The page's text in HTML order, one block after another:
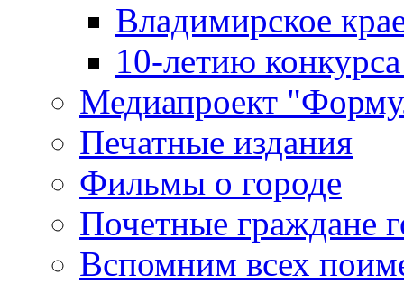
Владимирское
10-летию
Медиапроект
Печатные издания
Фильмы о городе
Почетные граждане
Вспомним всех